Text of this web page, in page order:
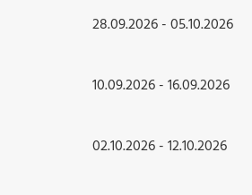
28.09.2026 - 05.10.2026
10.09.2026 - 16.09.2026
02.10.2026 - 12.10.2026